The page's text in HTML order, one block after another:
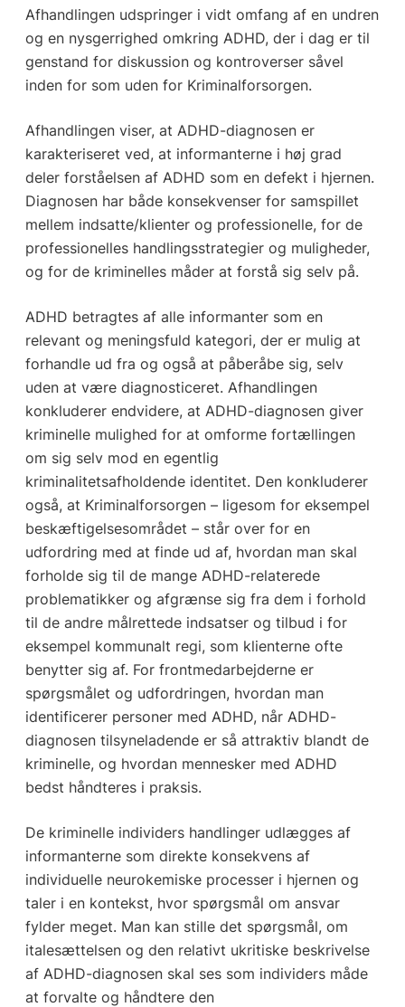
Afhandlingen udspringer i vidt omfang af en undren
og en nysgerrighed omkring ADHD, der i dag er til
genstand for diskussion og kontroverser såvel
inden for som uden for Kriminalforsorgen.
Afhandlingen viser, at ADHD-diagnosen er
karakteriseret ved, at informanterne i høj grad
deler forståelsen af ADHD som en defekt i hjernen.
Diagnosen har både konsekvenser for samspillet
mellem indsatte/klienter og professionelle, for de
professionelles handlingsstrategier og muligheder,
og for de kriminelles måder at forstå sig selv på.
ADHD betragtes af alle informanter som en
relevant og meningsfuld kategori, der er mulig at
forhandle ud fra og også at påberåbe sig, selv
uden at være diagnosticeret. Afhandlingen
konkluderer endvidere, at ADHD-diagnosen giver
kriminelle mulighed for at omforme fortællingen
om sig selv mod en egentlig
kriminalitetsafholdende identitet. Den konkluderer
også, at Kriminalforsorgen – ligesom for eksempel
beskæftigelsesområdet – står over for en
udfordring med at finde ud af, hvordan man skal
forholde sig til de mange ADHD-relaterede
problematikker og afgrænse sig fra dem i forhold
til de andre målrettede indsatser og tilbud i for
eksempel kommunalt regi, som klienterne ofte
benytter sig af. For frontmedarbejderne er
spørgsmålet og udfordringen, hvordan man
identificerer personer med ADHD, når ADHD-
diagnosen tilsyneladende er så attraktiv blandt de
kriminelle, og hvordan mennesker med ADHD
bedst håndteres i praksis.
De kriminelle individers handlinger udlægges af
informanterne som direkte konsekvens af
individuelle neurokemiske processer i hjernen og
taler i en kontekst, hvor spørgsmål om ansvar
fylder meget. Man kan stille det spørgsmål, om
italesættelsen og den relativt ukritiske beskrivelse
af ADHD-diagnosen skal ses som individers måde
at forvalte og håndtere den